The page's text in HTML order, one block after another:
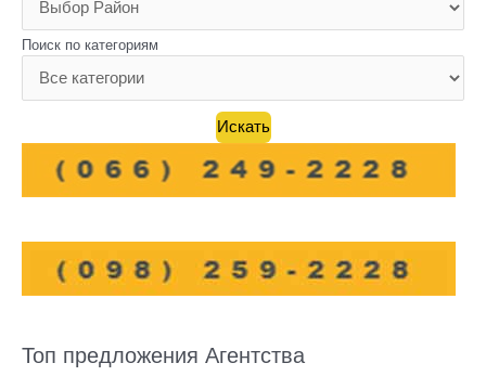
Поиск по категориям
Топ предложения Агентства